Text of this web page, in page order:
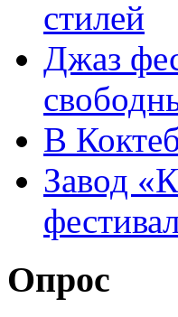
стилей
Джаз
В
Завод
Опрос